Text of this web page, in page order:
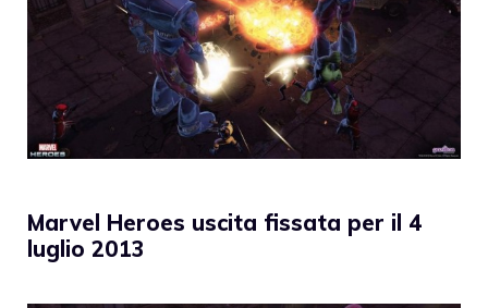
Marvel Heroes uscita fissata per il 4
luglio 2013